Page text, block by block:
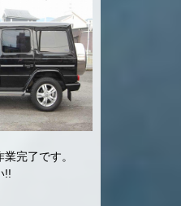
完了です。
!!